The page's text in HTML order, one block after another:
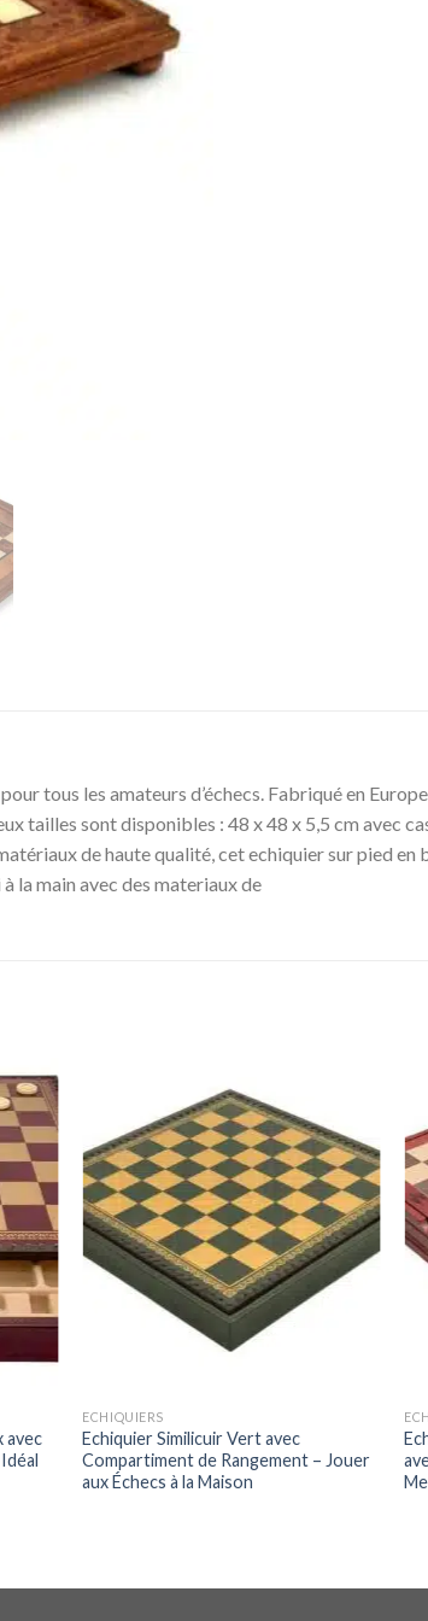
tous les amateurs d’échecs. Fabriqué en
tailles sont disponibles : 48 x 48 x 5,5 cm avec
de haute qualité, cet echiquier sur pied
la main avec des materiaux de
avec
ECHIQUIERS
Echiquier Similicuir Vert avec
Compartiment de Rangement – Jouer
aux Échecs à la Maison